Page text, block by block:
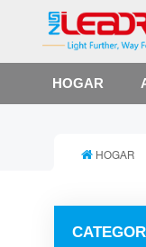
HOGAR
HOGAR